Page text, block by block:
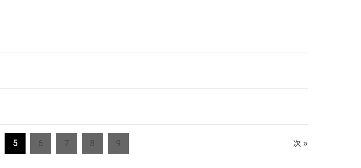
5 6 7 8 9 次 »